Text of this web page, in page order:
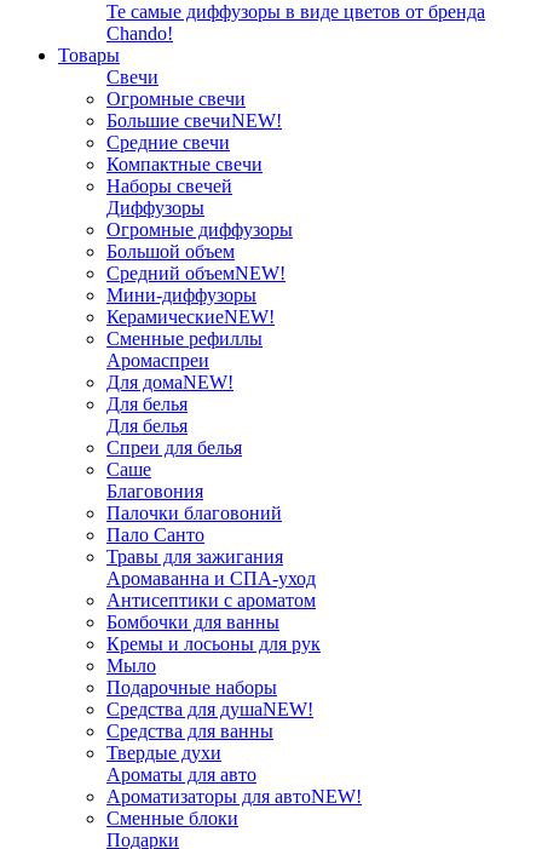
Те самые диффузоры в виде цветов от бренда
Chando!
Товары
Свечи
Огромные свечи
Большие свечиNEW!
Средние свечи
Компактные свечи
Наборы свечей
Диффузоры
Огромные диффузоры
Большой объем
Средний объемNEW!
Мини-диффузоры
КерамическиеNEW!
Сменные рефиллы
Аромаспреи
Для домаNEW!
Для белья
Для белья
Спреи для белья
Саше
Благовония
Палочки благовоний
Пало Санто
Травы для зажигания
Аромаванна и СПА-уход
Антисептики с ароматом
Бомбочки для ванны
Кремы и лосьоны для рук
Мыло
Подарочные наборы
Средства для душаNEW!
Средства для ванны
Твердые духи
Ароматы для авто
Ароматизаторы для автоNEW!
Сменные блоки
Подарки